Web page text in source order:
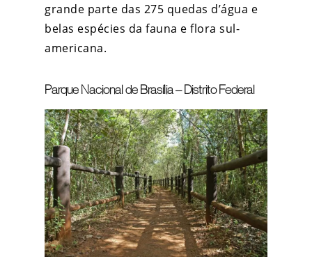
grande parte das 275 quedas d’água e
belas espécies da fauna e flora sul-
americana.
Parque Nacional de Brasília – Distrito Federal